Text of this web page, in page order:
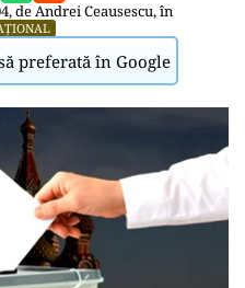
deAndrei Ceausescu, în
preferată în Google